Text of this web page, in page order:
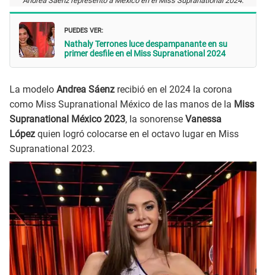
PUEDES VER:
Nathaly Terrones luce despampanante en su
primer desfile en el Miss Supranational 2024
La modelo Andrea Sáenz recibió en el 2024 la corona
como Miss Supranational México de las manos de la Miss
Supranational México 2023, la sonorense Vanessa
López quien logró colocarse en el octavo lugar en Miss
Supranational 2023.